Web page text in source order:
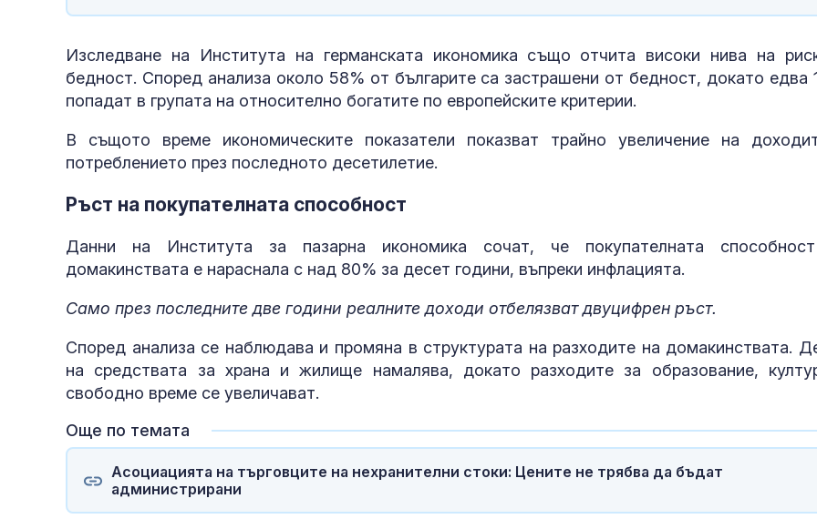
Изследване на Института на германската икономика също отчита високи нива на
бедност. Според анализа около 58% от българите са застрашени от бедност, докато едва
попадат в групата на относително богатите по европейските критерии.
В същото време икономическите показатели показват трайно увеличение на
потреблението през последното десетилетие.
Ръст на покупателната способност
Данни на Института за пазарна икономика сочат, че покупателната
домакинствата е нараснала с над 80% за десет години, въпреки инфлацията.
Само през последните две години реалните доходи отбелязват двуцифрен ръст.
Според анализа се наблюдава и промяна в структурата на разходите на домакинствата.
на средствата за храна и жилище намалява, докато разходите за образование,
свободно време се увеличават.
Още по темата
Асоциацията на търговците на нехранителни стоки: Цените не трябва да бъдат
администрирани
МВнР:
транспорт
ОАЕ остава
Радев: В